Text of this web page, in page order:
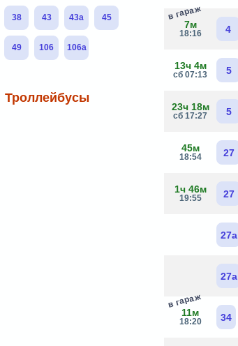
38 43 43а 45
49 106 106а
Троллейбусы
7м
18:16
в гараж
4
13ч 4м
сб 07:13 5
23ч 18м
сб 17:27 5
45м
18:54 27
1ч 46м
19:55 27
27а
27а
11м
18:20
в гараж
34